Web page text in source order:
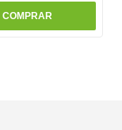
COMPRAR